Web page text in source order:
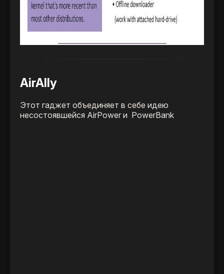
AirAlly
Этот гаджет объединяет в себе идею
несостоявшейся AirPower и PowerBank